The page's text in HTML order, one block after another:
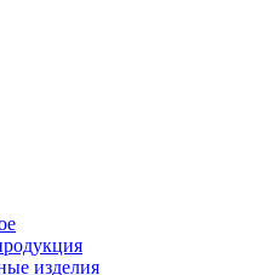
изделия